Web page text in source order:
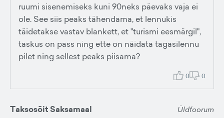
ruumi sisenemiseks kuni 90neks päevaks vaja ei
ole. See siis peaks tähendama, et lennukis
täidetakse vastav blankett, et "turismi eesmärgil",
taskus on pass ning ette on näidata tagasilennu
pilet ning sellest peaks piisama?
0 0
Taksosõit Saksamaal Üldfoorum